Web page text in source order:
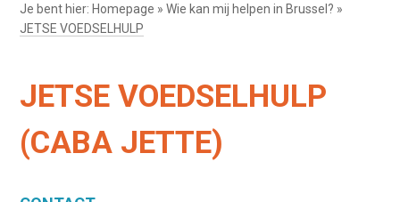
Je bent hier: Homepage »Wie kan mij helpen in Brussel? »
JETSE VOEDSELHULP
JETSE VOEDSELHULP
(CABA JETTE)